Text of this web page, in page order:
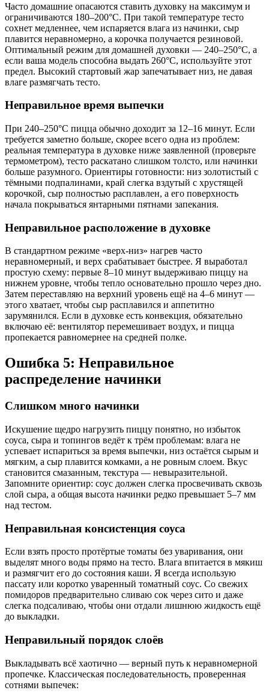
Часто домашние опасаются ставить духовку на максимум и
ограничиваются 180–200°C. При такой температуре тесто
сохнет медленнее, чем испаряется влага из начинки, сыр
плавится неравномерно, а корочка получается резиновой.
Оптимальный режим для домашней духовки — 240–250°C, а
если ваша модель способна выдать 260°C, используйте этот
предел. Высокий стартовый жар запечатывает низ, не давая
влаге размягчать тесто.
Неправильное время выпечки
При 240–250°C пицца обычно доходит за 12–16 минут. Если
требуется заметно больше, скорее всего одна из проблем:
реальная температура в духовке ниже заявленной (проверьте
термометром), тесто раскатано слишком толсто, или начинки
больше разумного. Ориентиры готовности: низ золотистый с
тёмными подпалинами, край слегка вздутый с хрустящей
корочкой, сыр полностью расплавлен, а его поверхность
начала покрываться янтарными пятнами запекания.
Неправильное расположение в духовке
В стандартном режиме «верх-низ» нагрев часто
неравномерный, и верх срабатывает быстрее. Я выработал
простую схему: первые 8–10 минут выдерживаю пиццу на
нижнем уровне, чтобы тепло основательно прошло через дно.
Затем переставляю на верхний уровень ещё на 4–6 минут —
этого хватает, чтобы сыр расплавился и аппетитно
зарумянился. Если в духовке есть конвекция, обязательно
включаю её: вентилятор перемешивает воздух, и пицца
пропекается равномернее на средней полке.
Ошибка 5: Неправильное
распределение начинки
Слишком много начинки
Искушение щедро нагрузить пиццу понятно, но избыток
соуса, сыра и топингов ведёт к трём проблемам: влага не
успевает испариться за время выпечки, низ остаётся сырым и
мягким, а сыр плавится комками, а не ровным слоем. Вкус
становится смазанным, текстура — невыразительной.
Запомните ориентир: соус должен слегка просвечивать сквозь
слой сыра, а общая высота начинки редко превышает 5–7 мм
над тестом.
Неправильная консистенция соуса
Если взять просто протёртые томаты без уваривания, они
выделят много воды прямо на тесто. Влага впитается в мякиш
и размягчит его до состояния каши. Я всегда использую
пассату или коротко уваренный томатный соус. Со свежих
помидоров предварительно сливаю сок через сито и даже
слегка подсаливаю, чтобы они отдали лишнюю жидкость ещё
до выкладки.
Неправильный порядок слоёв
Выкладывать всё хаотично — верный путь к неравномерной
пропечке. Классическая последовательность, проверенная
сотнями выпечек: